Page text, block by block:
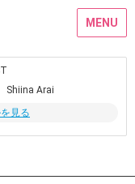
MENU
Arai
見る